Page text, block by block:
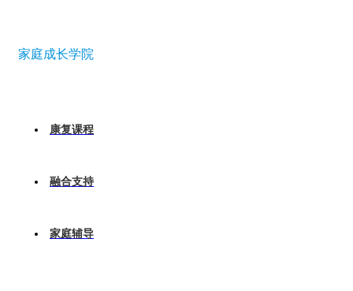
家庭成长学院
康复课程
融合支持
家庭辅导